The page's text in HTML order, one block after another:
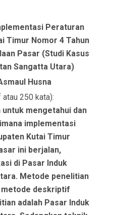
Peraturan
Timur Nomor 4 Tahun
Pasar (Studi Kasus
Sangatta Utara)
Husna
250 kata):
mengetahui dan
implementasi
Kutai Timur
ini berjalan,
di Pasar Induk
Metode penelitian
metode deskriptif
adalah Pasar Induk